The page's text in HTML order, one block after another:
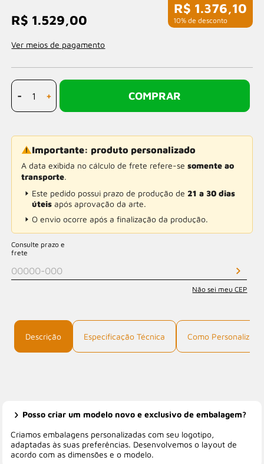
R$ 1.376,10
com 10% de desconto
R$ 1.529,00
Ver meios de pagamento
- + COMPRAR
Importante: produto personalizado
A data exibida no cálculo de frete refere-sesomente ao
transporte.
Este pedido possui prazo de produção de 21 a 30 dias
úteis após aprovação da arte.
O envio ocorre após a finalização da produção.
Consulte prazo e
frete
Não sei meu CEP
Descrição Especificação Técnica Como Personalizar
Posso criar um modelo novo e exclusivo de embalagem?
Criamos embalagens personalizadas com seu logotipo,
adaptadas às suas preferências. Desenvolvemos o layout de
acordo com as dimensões e o modelo.